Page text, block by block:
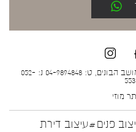
הילית קרש עיצוב ואדריכלות פנים, מושב הבונים, ט: 04-9894848 נ: 052-
מוזי
פנים#עיצוב דירת